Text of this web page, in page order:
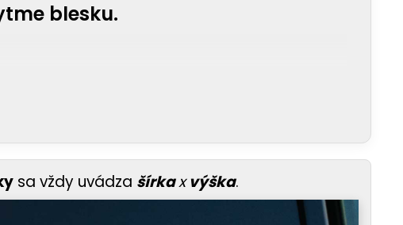
blesku.
sa vždy uvádza šírkaxvýška.